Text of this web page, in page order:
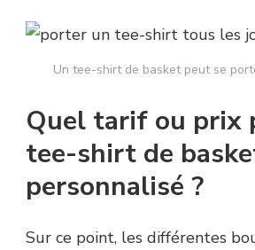
Un tee-shirt de basket peut se
Quel tarif ou prix
tee-shirt de
personnalisé ?
Sur ce point, les différentes